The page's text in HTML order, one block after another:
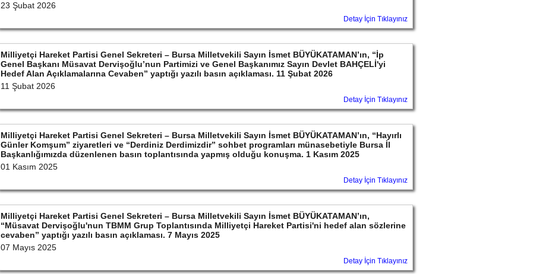
23 Şubat 2026
Detay İçin Tıklayınız
Milliyetçi Hareket Partisi Genel Sekreteri – Bursa Milletvekili Sayın İsmet BÜYÜKATAMAN’ın, “İp
Genel Başkanı Müsavat Dervişoğlu’nun Partimizi ve Genel Başkanımız Sayın Devlet BAHÇELİ'yi
Hedef Alan Açıklamalarına Cevaben” yaptığı yazılı basın açıklaması. 11 Şubat 2026
11 Şubat 2026
Detay İçin Tıklayınız
Milliyetçi Hareket Partisi Genel Sekreteri – Bursa Milletvekili Sayın İsmet BÜYÜKATAMAN’ın, “Hayırlı
Günler Komşum” ziyaretleri ve “Derdiniz Derdimizdir” sohbet programları münasebetiyle Bursa İl
Başkanlığımızda düzenlenen basın toplantısında yapmış olduğu konuşma. 1 Kasım 2025
01 Kasım 2025
Detay İçin Tıklayınız
Milliyetçi Hareket Partisi Genel Sekreteri – Bursa Milletvekili Sayın İsmet BÜYÜKATAMAN’ın,
“Müsavat Dervişoğlu'nun TBMM Grup Toplantısında Milliyetçi Hareket Partisi'ni hedef alan sözlerine
cevaben” yaptığı yazılı basın açıklaması. 7 Mayıs 2025
07 Mayıs 2025
Detay İçin Tıklayınız